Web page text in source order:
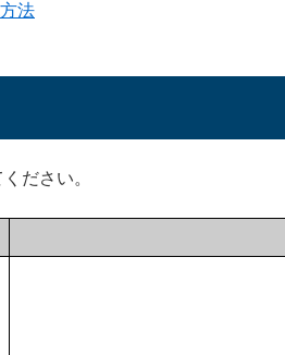
法
ださい。